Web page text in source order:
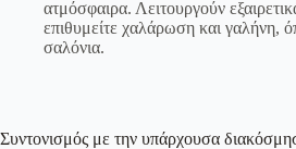
ατμόσφαιρα. Λειτουργούν
επιθυμείτε χαλάρωση και γαλήνη,
σαλόνια.
Συντονισμός με την υπάρχουσα